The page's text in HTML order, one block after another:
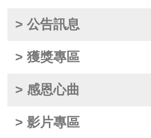
> 公告訊息
> 獲獎專區
> 感恩心曲
> 影片專區